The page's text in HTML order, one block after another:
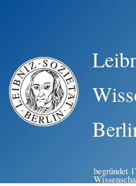
begründet